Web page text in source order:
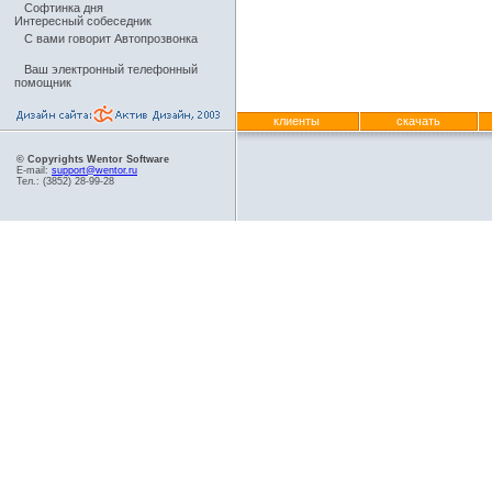
Софтинка дня
Интересный собеседник
С вами говорит Автопрозвонка
Ваш электронный телефонный
помощник
клиенты скачать
© Copyrights Wentor Software
E-mail: support@wentor.ru
Тел.: (3852) 28-99-28